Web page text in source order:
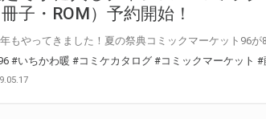
冊子・ROM）予約開始！
#いちかわ暖 #コミケカタログ #コミックマーケット #